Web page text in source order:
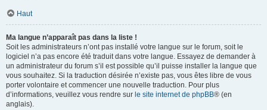
Haut
Ma langue n’apparaît pas dans la liste !
Soit les administrateurs n’ont pas installé votre langue sur le forum, soit le
logiciel n’a pas encore été traduit dans votre langue. Essayez de demander à
un administrateur du forum s’il est possible qu’il puisse installer la langue que
vous souhaitez. Si la traduction désirée n’existe pas, vous êtes libre de vous
porter volontaire et commencer une nouvelle traduction. Pour plus
d’informations, veuillez vous rendre sur le site internet de phpBB® (en
anglais).